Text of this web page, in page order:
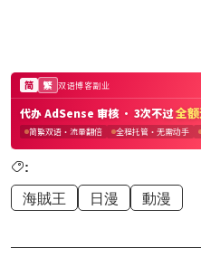
:
海賊王 日漫 動漫